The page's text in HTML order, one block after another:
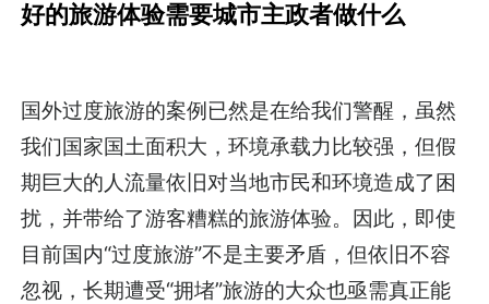
好的旅游体验需要城市主政者做什么
国外过度旅游的案例已然是在给我们警醒，虽然
我们国家国土面积大，环境承载力比较强，但假
期巨大的人流量依旧对当地市民和环境造成了困
扰，并带给了游客糟糕的旅游体验。因此，即使
目前国内“过度旅游”不是主要矛盾，但依旧不容
忽视，长期遭受“拥堵”旅游的大众也亟需真正能